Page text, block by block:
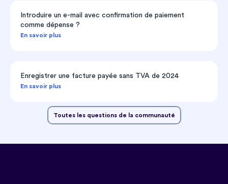
Introduire un e-mail avec confirmation de paiement
comme dépense ?
En savoir plus
Enregistrer une facture payée sans TVA de 2024
En savoir plus
Toutes les questions de la communauté